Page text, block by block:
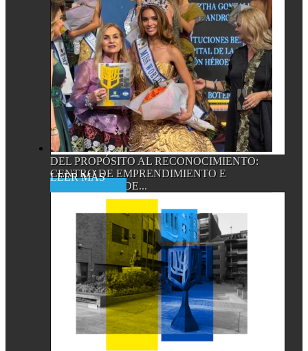
DEL PROPÓSITO AL RECONOCIMIENTO:
CENTRO DE EMPRENDIMIENTO E
INNOVACIÓN DE...